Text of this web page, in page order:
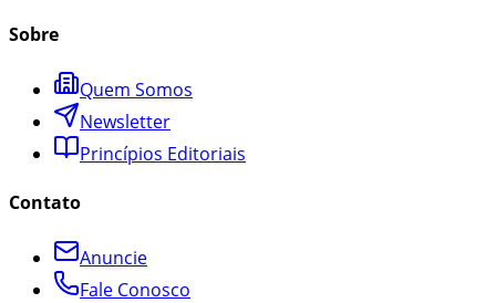
Sobre
Quem Somos
Newsletter
Princípios Editoriais
Contato
Anuncie
Fale Conosco